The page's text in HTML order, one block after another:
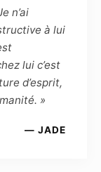
pourra
du
non
n’ai
à lui
lui c’est
d’esprit,
»
— JADE